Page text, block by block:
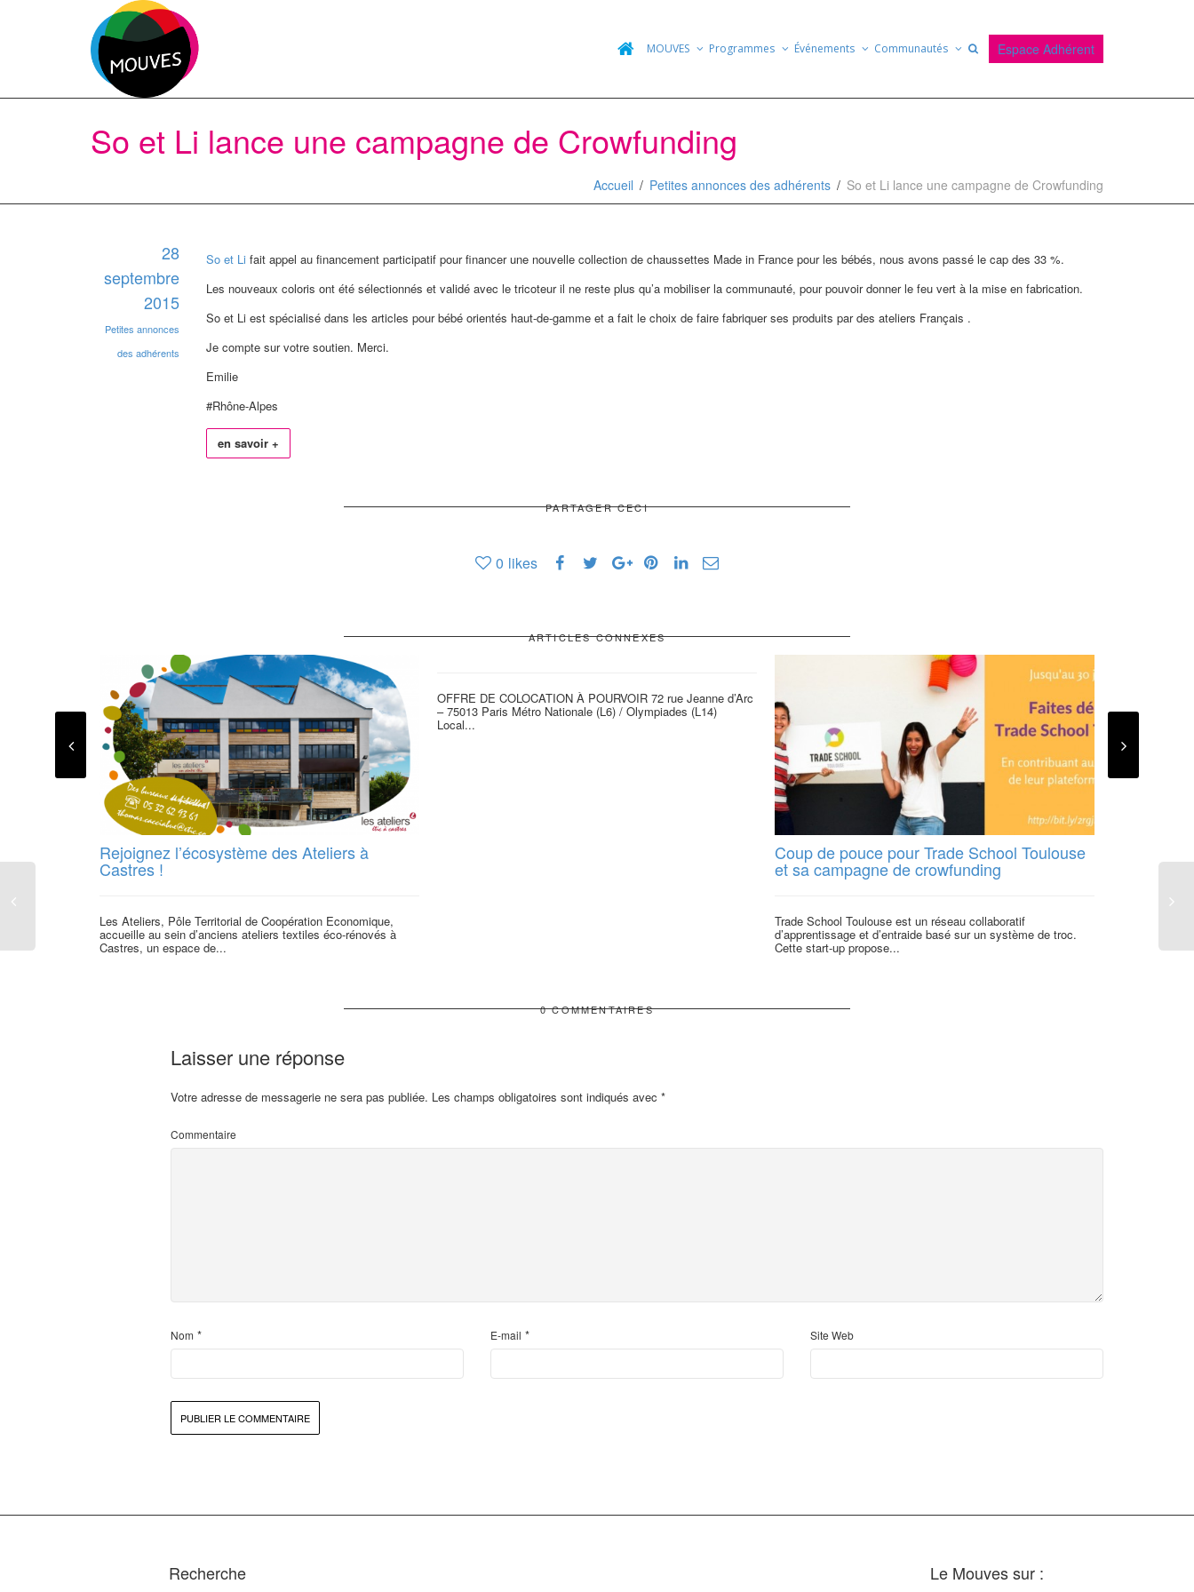
MOUVES Programmes Événements Communautés Espace Adhérent
So et Li lance une campagne de Crowfunding
Accueil Petites annonces des adhérents So et Li lance une campagne de Crowfunding
28
septembre
2015
Petites annonces
des adhérents
So et Li fait appel au financement participatif pour financer une nouvelle collection de chaussettes Made in France pour les bébés, nous avons passé le cap des 33 %.
Les nouveaux coloris ont été sélectionnés et validé avec le tricoteur il ne reste plus qu’a mobiliser la communauté, pour pouvoir donner le feu vert à la mise en fabrication.
So et Li est spécialisé dans les articles pour bébé orientés haut-de-gamme et a fait le choix de faire fabriquer ses produits par des ateliers Français .
Je compte sur votre soutien. Merci.
Emilie
#Rhône-Alpes
en savoir +
PARTAGER CECI
0 likes
ARTICLES CONNEXES
Rejoignez l’écosystème des Ateliers à
Castres !
Les Ateliers, Pôle Territorial de Coopération Economique,
accueille au sein d’anciens ateliers textiles éco-rénovés à
Castres, un espace de...
OFFRE DE COLOCATION À POURVOIR 72 rue Jeanne d’Arc
– 75013 Paris Métro Nationale (L6) / Olympiades (L14)
Local...
Coup de pouce pour Trade School Toulouse
et sa campagne de crowfunding
Trade School Toulouse est un réseau collaboratif
d’apprentissage et d’entraide basé sur un système de troc.
Cette start-up propose...
de la
0 COMMENTAIRES
Laisser une réponse
Votre adresse de messagerie ne sera pas publiée. Les champs obligatoires sont indiqués avec *
Commentaire
Nom * E-mail * Site Web
Recherche Le Mouves sur :